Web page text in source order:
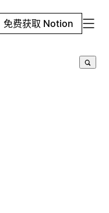
免费获取 Notion